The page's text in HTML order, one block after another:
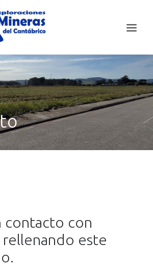
contacto con
este